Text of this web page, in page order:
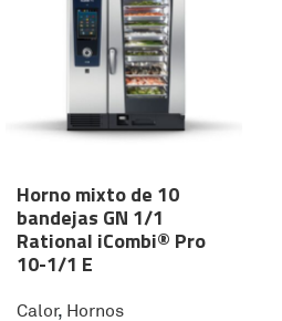
Horno mixto de 10
bandejas GN 1/1
Rational iCombi® Pro
10-1/1 E
Calor, Hornos